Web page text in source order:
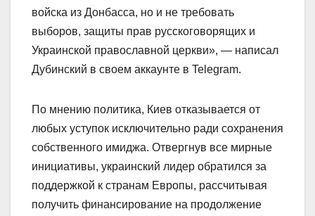
войска из Донбасса, но и не требовать
выборов, защиты прав русскоговорящих и
Украинской православной церкви», — написал
Дубинский в своем аккаунте в Telegram.
По мнению политика, Киев отказывается от
любых уступок исключительно ради сохранения
собственного имиджа. Отвергнув все мирные
инициативы, украинский лидер обратился за
поддержкой к странам Европы, рассчитывая
получить финансирование на продолжение